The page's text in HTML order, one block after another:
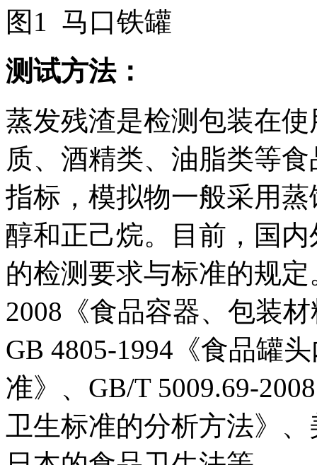
图1 马口铁罐
测试方法：
蒸发残渣是检测包装在
质、酒精类、油脂类等
指标，模拟物一般采用蒸
醇和正己烷。目前，国
的检测要求与标准的规
2008《食品容器、包装
GB 4805-1994《食品罐
准》、GB/T 5009.69-
卫生标准的分析方法》、